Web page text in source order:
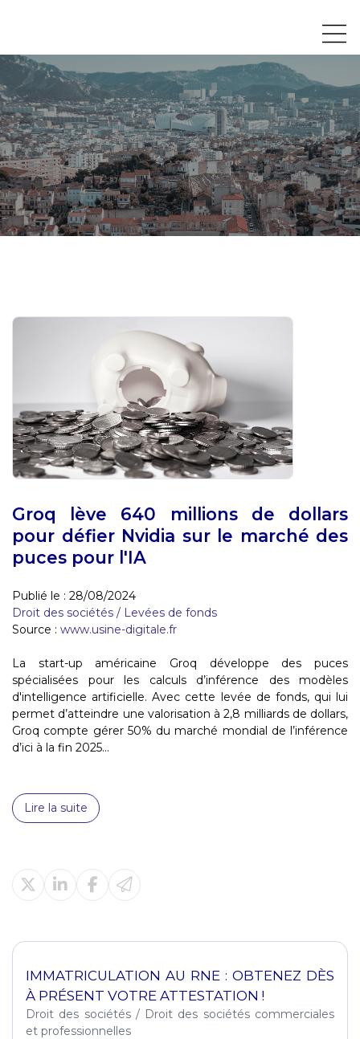
Groq lève 640 millions de dollars
pour défier Nvidia sur le marché des
puces pour l'IA
Publié le : 28/08/2024
Droit des sociétés / Levées de fonds
Source : www.usine-digitale.fr
La start-up américaine Groq développe des puces
spécialisées pour les calculs d’inférence des modèles
d'intelligence artificielle. Avec cette levée de fonds, qui lui
permet d’atteindre une valorisation à 2,8 milliards de dollars,
Groq compte gérer 50% du marché mondial de l’inférence
d’ici à la fin 2025...
Lire la suite
IMMATRICULATION AU RNE : OBTENEZ DÈS
À PRÉSENT VOTRE ATTESTATION !
Droit des sociétés/ Droit des sociétés commerciales
et professionnelles